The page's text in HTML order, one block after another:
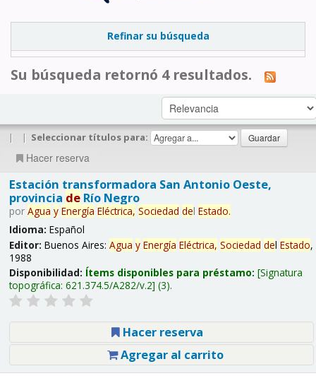
Refinar su búsqueda
Su búsqueda retornó 4 resultados.
| | Seleccionar títulos para:
Hacer reserva
Estación transformadora San Antonio Oeste,
provincia deRío Negro
por Agua y Energía Eléctrica, Sociedad del Estado.
Idioma: Español
Editor: Buenos Aires: Agua y Energía Eléctrica, Sociedad del Estado,
1988
Disponibilidad: Ítems disponibles para préstamo: Signatura
topográfica: 621.374.5/A282/v.2 (3).
Hacer reserva
Agregar al carrito